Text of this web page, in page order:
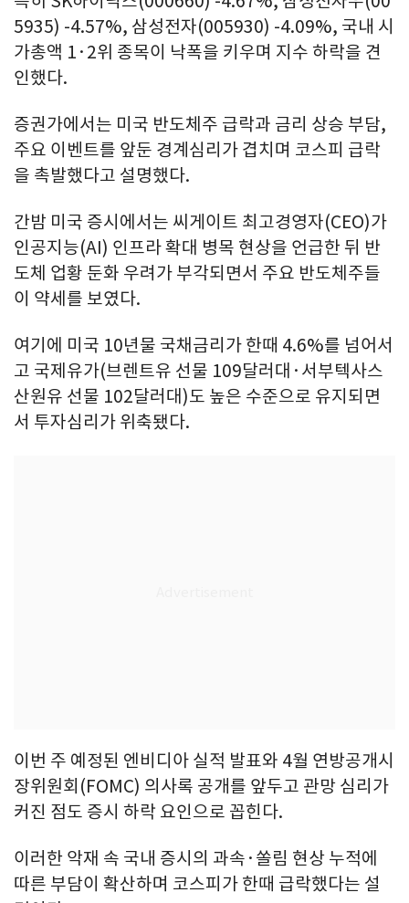
5935) -4.57%, 삼성전자(005930) -4.09%, 국내 시
가총액 1·2위 종목이 낙폭을 키우며 지수 하락을 견
인했다.
증권가에서는 미국 반도체주 급락과 금리 상승 부담,
주요 이벤트를 앞둔 경계심리가 겹치며 코스피 급락
을 촉발했다고 설명했다.
간밤 미국 증시에서는 씨게이트 최고경영자(CEO)가
인공지능(AI) 인프라 확대 병목 현상을 언급한 뒤 반
도체 업황 둔화 우려가 부각되면서 주요 반도체주들
이 약세를 보였다.
여기에 미국 10년물 국채금리가 한때 4.6%를 넘어서
고 국제유가(브렌트유 선물 109달러대·서부텍사스
산원유 선물 102달러대)도 높은 수준으로 유지되면
서 투자심리가 위축됐다.
이번 주 예정된 엔비디아 실적 발표와 4월 연방공개시
장위원회(FOMC) 의사록 공개를 앞두고 관망 심리가
커진 점도 증시 하락 요인으로 꼽힌다.
이러한 악재 속 국내 증시의 과속·쏠림 현상 누적에
따른 부담이 확산하며 코스피가 한때 급락했다는 설